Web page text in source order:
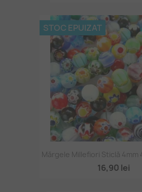
Mărgele Millefiori Sticlă
16,90 lei
STOC EPUIZAT